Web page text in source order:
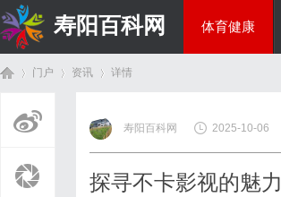
寿阳百科网 体育健康
门户 资讯
›
详情
寿阳百科网 2025-10-06
探寻不卡影视的魅力